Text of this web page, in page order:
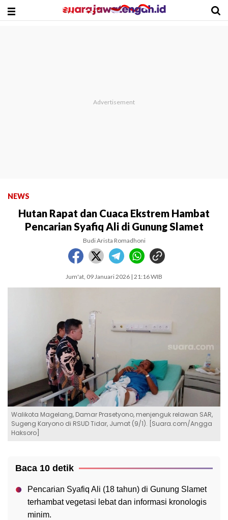
NEWS
Hutan Rapat dan Cuaca Ekstrem Hambat
Pencarian Syafiq Ali di Gunung Slamet
Budi Arista Romadhoni
Jum'at, 09 Januari 2026 | 21:16 WIB
Walikota Magelang, Damar Prasetyono, menjenguk relawan SAR,
Sugeng Karyono di RSUD Tidar, Jumat (9/1). [Suara.com/Angga
Haksoro]
Baca 10 detik
Pencarian Syafiq Ali (18 tahun) di Gunung Slamet
terhambat vegetasi lebat dan informasi kronologis
minim.